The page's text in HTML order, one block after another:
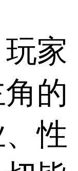
家
的
性